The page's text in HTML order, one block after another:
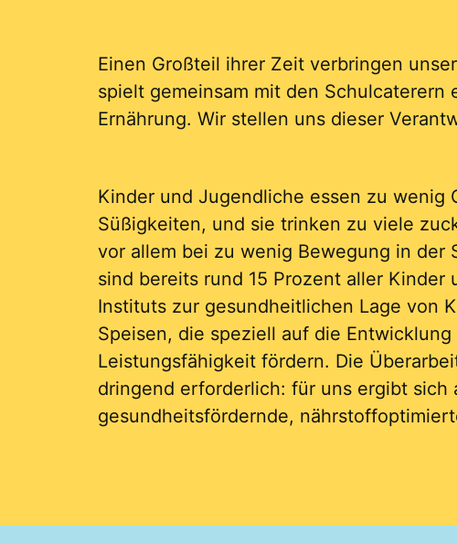
Einen Großteil ihrer Zeit verbringen
spielt gemeinsam mit den
Ernährung. Wir stellen uns dieser
Kinder und Jugendliche essen zu wenig
Süßigkeiten, und sie trinken zu viele
vor allem bei zu wenig Bewegung in der
sind bereits rund 15 Prozent aller
Instituts zur gesundheitlichen Lage von
Speisen, die speziell auf die
Leistungsfähigkeit fördern. Die
dringend erforderlich: für uns ergibt sich
gesundheitsfördernde,